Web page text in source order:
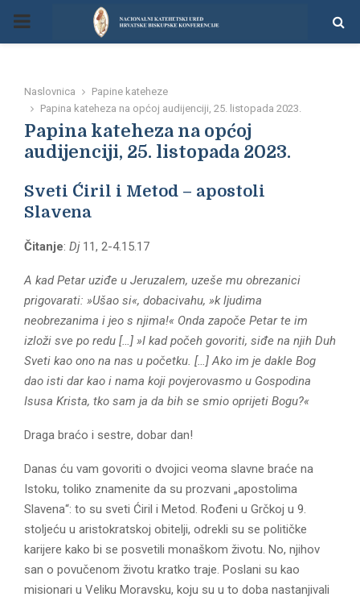
P
M
A
R
Y
M
E
Naslovnica
Papine kateheze
Papina kateheza na općoj audijenciji, 25. listopada 2023.
Papina kateheza na općoj
audijenciji, 25. listopada 2023.
Sveti Ćiril i Metod – apostoli
Slavena
Čitanje: Dj11, 2-4.15.17
A kad Petar uziđe u Jeruzalem, uzeše mu obrezanici
prigovarati: »Ušao si«, dobacivahu, »k ljudima
neobrezanima i jeo s njima!« Onda započe Petar te im
izloži sve po redu […] »I kad počeh govoriti, siđe na njih Duh
Sveti kao ono na nas u početku. […] Ako im je dakle Bog
dao isti dar kao i nama koji povjerovasmo u Gospodina
Isusa Krista, tko sam ja da bih se smio oprijeti Bogu?«
Draga braćo i sestre, dobar dan!
Danas ću vam govoriti o dvojici veoma slavne braće na
Istoku, toliko znamenite da su prozvani „apostolima
Slavena“: to su sveti Ćiril i Metod. Rođeni u Grčkoj u 9.
stoljeću u aristokratskoj obitelji, odrekli su se političke
karijere kako bi se posvetili monaškom životu. No, njihov
san o povučenom životu kratko traje. Poslani su kao
misionari u Veliku Moravsku, koju su u to doba nastanjivali